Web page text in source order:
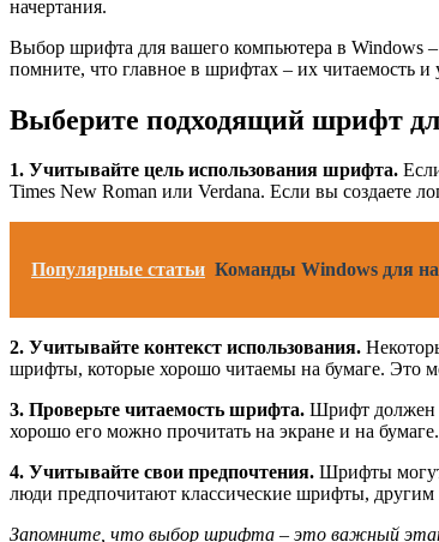
начертания.
Выбор шрифта для вашего компьютера в Windows
помните, что главное в шрифтах – их читаемость и
Выберите подходящий шрифт
1. Учитывайте цель использования шрифта.
Times New Roman или Verdana. Если вы создаете
Популярные статьи Команды Windows для
2. Учитывайте контекст использования.
шрифты, которые хорошо читаемы на бумаге. Это
3. Проверьте читаемость шрифта. Шрифт должен
хорошо его можно прочитать на экране и на бумаге.
4. Учитывайте свои предпочтения. Шрифты могут
люди предпочитают классические шрифты, другим
Запомните, что выбор шрифта – это важный